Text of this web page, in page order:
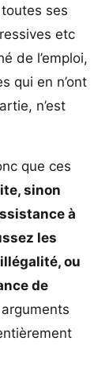
ses
etc
de l’emploi,
qui en n’ont
n’est
que ces
sinon
à
les
ou
de